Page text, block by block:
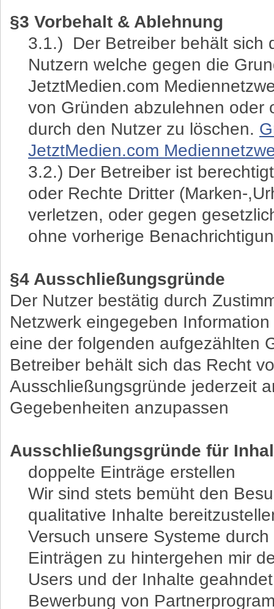
§3 Vorbehalt & Ablehnung
3.1.) Der Betreiber behält sich
Nutzern welche gegen die
JetztMedien.com
von Gründen abzulehnen oder
durch den Nutzer zu löschen.
JetztMedien.com
3.2.) Der Betreiber ist
oder Rechte Dritter (Marken-
verletzen, oder gegen
ohne vorherige
§4 Ausschließungsgründe
Der Nutzer bestätig durch
Netzwerk eingegeben
eine der folgenden aufgezählten
Betreiber behält sich das Recht
Ausschließungsgründe jederzeit
Gegebenheiten anzupassen
Ausschließungsgründe für
doppelte Einträge erstellen
Wir sind stets bemüht den
qualitative Inhalte
Versuch unsere Systeme
Einträgen zu hintergehen mir
Users und der Inhalte
Bewerbung von